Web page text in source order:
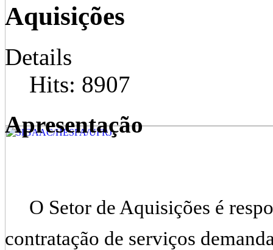
Aquisições
Details
Hits: 8907
Apresentação
O Setor de Aquisições é
contratação de serviços